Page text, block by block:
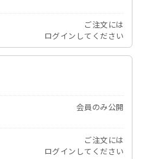
ご注文には
ログイン してください
会員のみ公開
ご注文には
ログイン してください